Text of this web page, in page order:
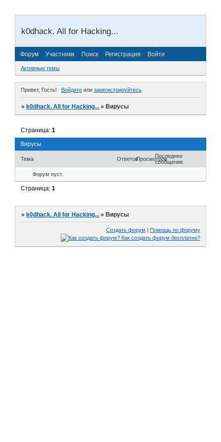
k0dhack. All for Hacking...
Форум Участники Поиск Регистрация Войти
Активные темы
Привет, Гость! Войдитеили зарегистрируйтесь.
»k0dhack. All for Hacking... »Вирусы
Вирусы
Страница:1
Тема ОтветовПросмотровПоследнее
сообщение
Форум пуст.
Страница:1
»k0dhack. All for Hacking... »Вирусы
Создать форум Помощь по форуму